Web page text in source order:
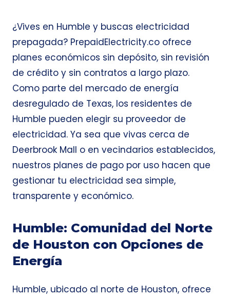
¿Vives en Humble y buscas electricidad
prepagada? PrepaidElectricity.co ofrece
planes económicos sin depósito, sin revisión
de crédito y sin contratos a largo plazo.
Como parte del mercado de energía
desregulado de Texas, los residentes de
Humble pueden elegir su proveedor de
electricidad. Ya sea que vivas cerca de
Deerbrook Mall o en vecindarios establecidos,
nuestros planes de pago por uso hacen que
gestionar tu electricidad sea simple,
transparente y económico.
Humble: Comunidad del Norte
de Houston con Opciones de
Energía
Humble, ubicado al norte de Houston, ofrece